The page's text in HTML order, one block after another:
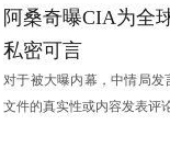
阿桑奇曝CIA为全
私密可言
对于被大曝内幕，中情局发
文件的真实性或内容发表评